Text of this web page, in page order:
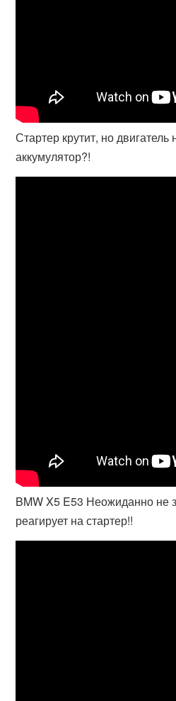
Стартер крутит, но
аккумулятор?!
BMW X5 E53 Неожиданно не
реагирует на стартер!!